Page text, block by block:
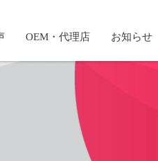
OEM・代理店 お知らせ